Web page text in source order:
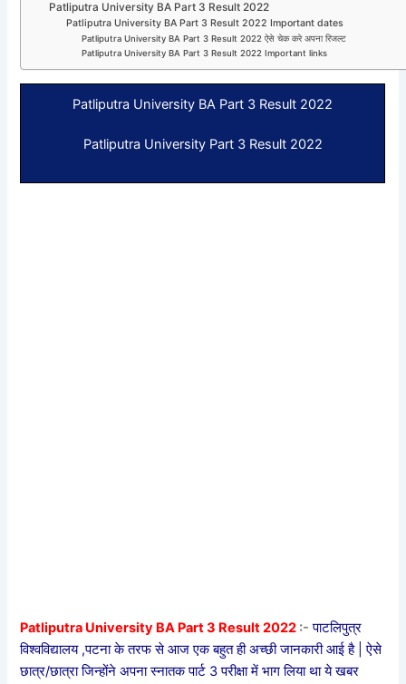
Patliputra University BA Part 3 Result 2022
Patliputra University BA Part 3 Result 2022 Important dates
Patliputra University BA Part 3 Result 2022 ऐसे चेक करे अपना रिजल्ट
Patliputra University BA Part 3 Result 2022 Important links
Patliputra University BA Part 3 Result 2022
Patliputra University Part 3 Result 2022
Patliputra University BA Part 3 Result 2022 :- पाटलिपुत्र
विश्वविद्यालय ,पटना के तरफ से आज एक बहुत ही अच्छी जानकारी आई है | ऐसे
छात्र/छात्रा जिन्होंने अपना स्नातक पार्ट 3 परीक्षा में भाग लिया था ये खबर